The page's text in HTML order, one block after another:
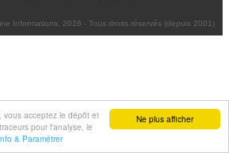
Ne plus afficher
vous acceptez le dépôt et
pour l'analyse, le
& Paramétrer
Informations, 2026 - Tous droits réservés (depuis 2001)